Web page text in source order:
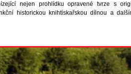
nejen prohlídku opravené tvrze s
historickou knihtiskařskou dílnou a